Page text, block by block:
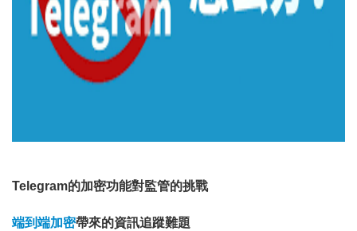
Telegram的加密功能對監管的挑戰
端到端加密帶來的資訊追蹤難題